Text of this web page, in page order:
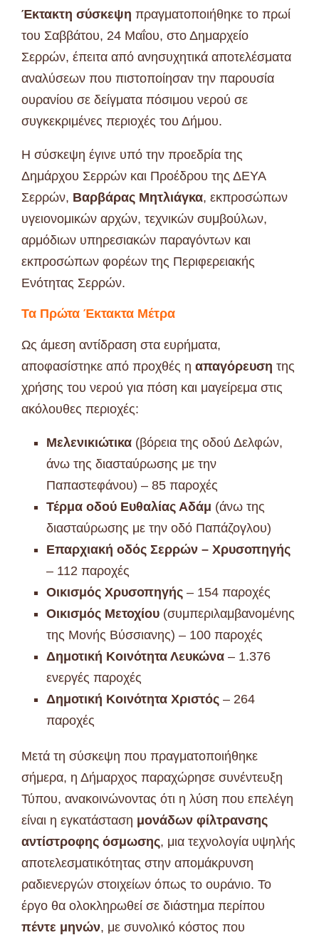
Έκτακτη σύσκεψη πραγματοποιήθηκε το πρωί
του Σαββάτου, 24 Μαΐου, στο Δημαρχείο
Σερρών, έπειτα από ανησυχητικά αποτελέσματα
αναλύσεων που πιστοποίησαν την παρουσία
ουρανίου σε δείγματα πόσιμου νερού σε
συγκεκριμένες περιοχές του Δήμου.
Η σύσκεψη έγινε υπό την προεδρία της
Δημάρχου Σερρών και Προέδρου της ΔΕΥΑ
Σερρών, Βαρβάρας Μητλιάγκα, εκπροσώπων
υγειονομικών αρχών, τεχνικών συμβούλων,
αρμόδιων υπηρεσιακών παραγόντων και
εκπροσώπων φορέων της Περιφερειακής
Ενότητας Σερρών.
Τα Πρώτα Έκτακτα Μέτρα
Ως άμεση αντίδραση στα ευρήματα,
αποφασίστηκε από προχθές η απαγόρευση της
χρήσης του νερού για πόση και μαγείρεμα στις
ακόλουθες περιοχές:
Μελενικιώτικα (βόρεια της οδού Δελφών,
άνω της διασταύρωσης με την
Παπαστεφάνου) – 85 παροχές
Τέρμα οδού Ευθαλίας Αδάμ (άνω της
διασταύρωσης με την οδό Παπάζογλου)
Επαρχιακή οδός Σερρών – Χρυσοπηγής
– 112 παροχές
Οικισμός Χρυσοπηγής – 154 παροχές
Οικισμός Μετοχίου (συμπεριλαμβανομένης
της Μονής Βύσσιανης) – 100 παροχές
Δημοτική Κοινότητα Λευκώνα – 1.376
ενεργές παροχές
Δημοτική Κοινότητα Χριστός – 264
παροχές
Μετά τη σύσκεψη που πραγματοποιήθηκε
σήμερα, η Δήμαρχος παραχώρησε συνέντευξη
Τύπου, ανακοινώνοντας ότι η λύση που επελέγη
είναι η εγκατάσταση μονάδων φίλτρανσης
αντίστροφης όσμωσης, μια τεχνολογία υψηλής
αποτελεσματικότητας στην απομάκρυνση
ραδιενεργών στοιχείων όπως το ουράνιο. Το
έργο θα ολοκληρωθεί σε διάστημα περίπου
πέντε μηνών, με συνολικό κόστος που